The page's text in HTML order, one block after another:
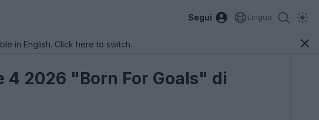
Segui Lingua
in English. Click here to switch.
4 2026 "Born For Goals" di